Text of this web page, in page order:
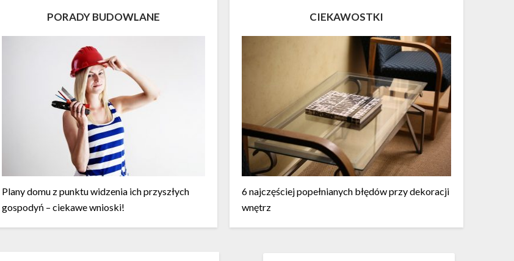
PORADY BUDOWLANE
Plany domu z punktu widzenia ich przyszłych
gospodyń – ciekawe wnioski!
CIEKAWOSTKI
6 najczęściej popełnianych błędów przy dekoracji
wnętrz